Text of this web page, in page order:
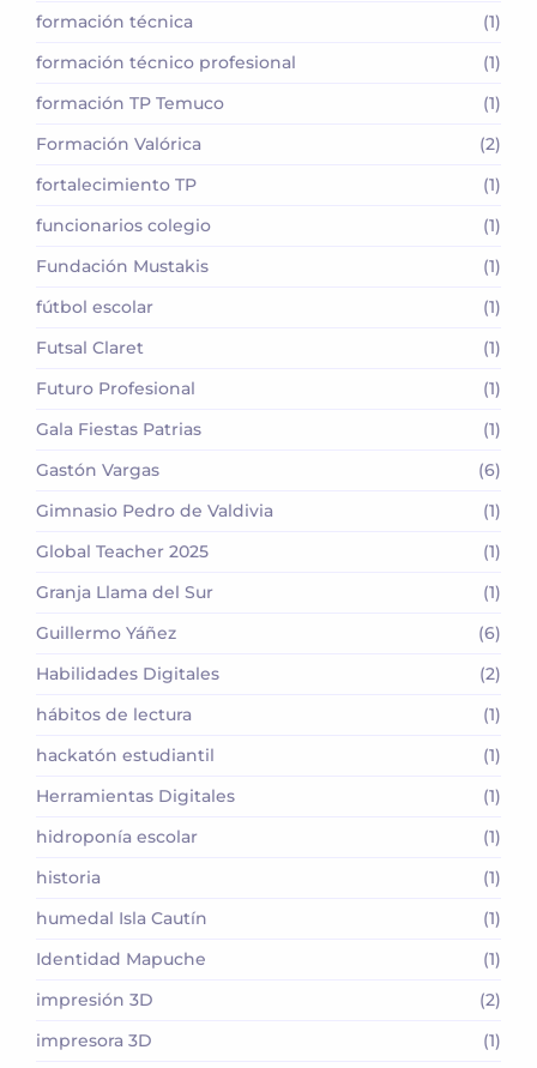
formación técnica
(1)
formación técnico profesional
(1)
formación TP Temuco
(1)
Formación Valórica
(2)
fortalecimiento TP
(1)
funcionarios colegio
(1)
Fundación Mustakis
(1)
fútbol escolar
(1)
Futsal Claret
(1)
Futuro Profesional
(1)
Gala Fiestas Patrias
(1)
Gastón Vargas
(6)
Gimnasio Pedro de Valdivia
(1)
Global Teacher 2025
(1)
Granja Llama del Sur
(1)
Guillermo Yáñez
(6)
Habilidades Digitales
(2)
hábitos de lectura
(1)
hackatón estudiantil
(1)
Herramientas Digitales
(1)
hidroponía escolar
(1)
historia
(1)
humedal Isla Cautín
(1)
Identidad Mapuche
(1)
impresión 3D
(2)
impresora 3D
(1)